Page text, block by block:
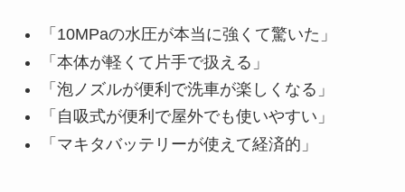
「10MPaの水圧が本当に強くて驚いた」
「本体が軽くて片手で扱える」
「泡ノズルが便利で洗車が楽しくなる」
「自吸式が便利で屋外でも使いやすい」
「マキタバッテリーが使えて経済的」